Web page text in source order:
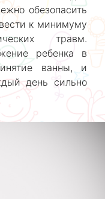
обезопасить
к минимуму
травм.
ребенка в
ванны, и
день сильно